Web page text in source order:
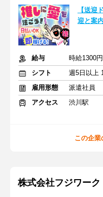
【送迎
迎と案
給与
時給1300
シフト
週5日以上
雇用形態
派遣社員
アクセス
渋川駅
この企業
株式会社フジワー